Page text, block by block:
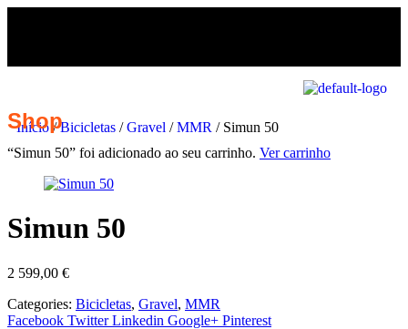
Shop
Início /Bicicletas /Gravel /MMR / Simun 50
“Simun 50” foi adicionado ao seu carrinho. Ver carrinho
Simun 50
2 599,00 €
Categories: Bicicletas, Gravel, MMR
Facebook Twitter Linkedin Google+ Pinterest